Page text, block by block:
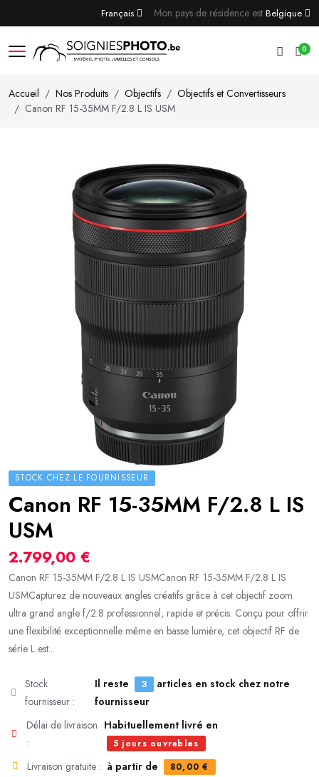
Mon pays de résidence est Belgique
Français
0
Accueil Nos Produits Objectifs
Objectifs et Convertisseurs
Canon RF 15-35MM F/2.8 L IS USM
STOCK CHEZ LE FOURNISSEUR
Canon RF 15-35MM F/2.8 L IS
USM
2.799,00 €
Canon RF 15-35MM F/2.8 L IS USMCanon RF 15-35MM F/2.8 L IS
USMCapturez de nouveaux angles créatifs grâce à cet objectif zoom
ultra grand angle f/2.8 professionnel, rapide et précis. Conçu pour offrir
une flexibilité exceptionnelle même en basse lumière, cet objectif RF de
série L est...
Stock
fournisseur :
Il reste 3
articles en stock chez notre
fournisseur
Délai de livraison
:
Habituellement livré en
5 jours ouvrables
Livraison gratuite : à partir de 80,00 €